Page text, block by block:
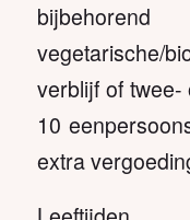
bijbehorend
vegetarische/
verblijf of
10
extra